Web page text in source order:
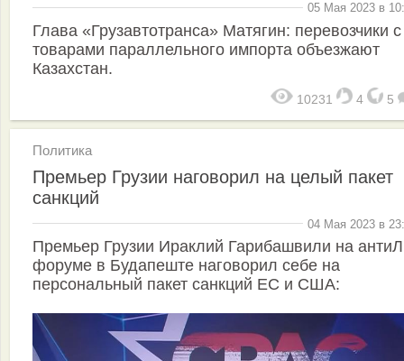
05 Мая 2023 в
Глава «Грузавтотранса» Матягин: перевозчики с
товарами параллельного импорта объезжают
Казахстан.
10231 4 5
Политика
Премьер Грузии наговорил на целый пакет
санкций
04 Мая 2023 в
Премьер Грузии Ираклий Гарибашвили на
форуме в Будапеште наговорил себе на
персональный пакет санкций ЕС и США: